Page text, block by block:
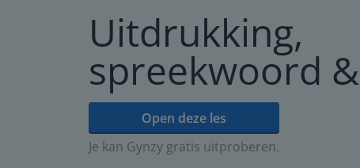
Uitdrukking,
spreekwoord
Open deze les
Je kan Gynzy gratis uitproberen.